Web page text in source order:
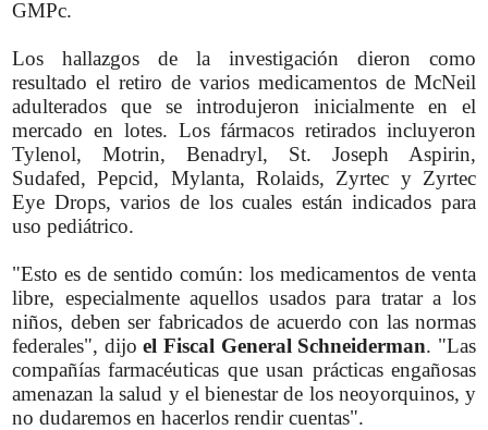
GMPc.
Los hallazgos de la investigación dieron como
resultado el retiro de varios medicamentos de McNeil
adulterados que se introdujeron inicialmente en el
mercado en lotes. Los fármacos retirados incluyeron
Tylenol, Motrin, Benadryl, St. Joseph Aspirin,
Sudafed, Pepcid, Mylanta, Rolaids, Zyrtec y Zyrtec
Eye Drops, varios de los cuales están indicados para
uso pediátrico.
"Esto es de sentido común: los medicamentos de venta
libre, especialmente aquellos usados para tratar a los
niños, deben ser fabricados de acuerdo con las normas
federales", dijoel Fiscal General Schneiderman. "Las
compañías farmacéuticas que usan prácticas engañosas
amenazan la salud y el bienestar de los neoyorquinos, y
no dudaremos en hacerlos rendir cuentas".